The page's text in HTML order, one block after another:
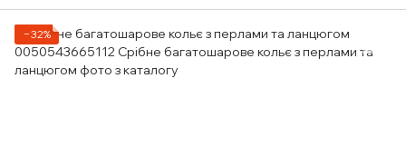
−32%